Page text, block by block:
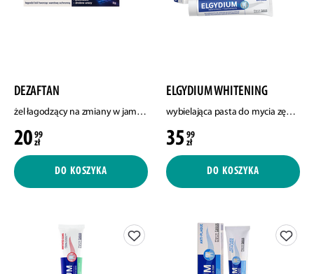
DEZAFTAN
żel łagodzący na zmiany w jamie ustnej, 8g
20 99
zł
DO KOSZYKA
ELGYDIUM WHITENING
wybielająca pasta do mycia zębów, 75 ml
35 99
zł
DO KOSZYKA